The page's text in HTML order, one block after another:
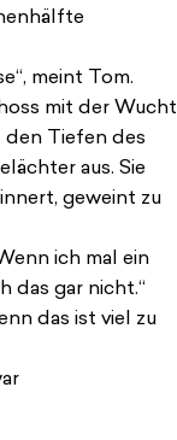
meint Tom.
mit der Wucht
den Tiefen des
aus. Sie
geweint zu
ich mal ein
das gar nicht.“
das ist viel zu